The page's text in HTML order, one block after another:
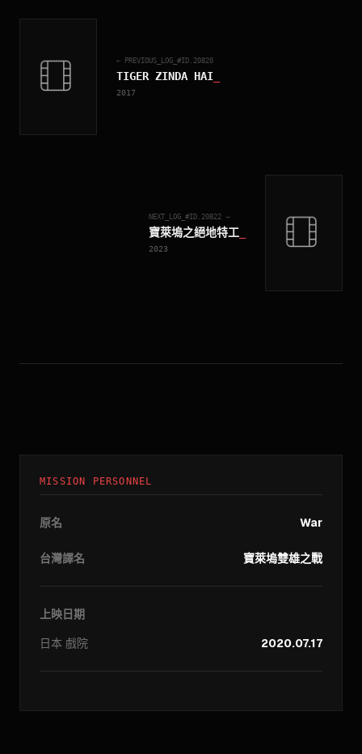
← PREVIOUS_LOG_#ID. 20820
TIGER ZINDA HAI
2017
NEXT_LOG_#ID. 20822 →
寶萊塢之絕地特工
2023
MISSION PERSONNEL
原名 War
台灣譯名 寶萊塢雙雄之戰
上映日期
日本 戲院 2020.07.17